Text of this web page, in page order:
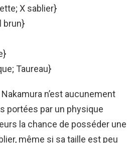
X sablier}
brun}
Taureau}
n’est aucunement
portées par un physique
la chance de posséder une
même si sa taille est peu